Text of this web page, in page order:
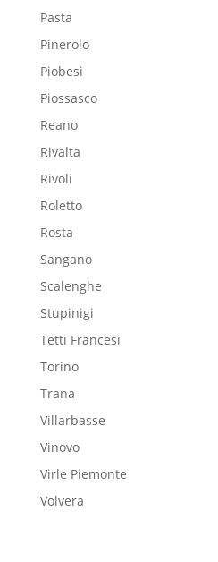
Pasta
Pinerolo
Piobesi
Piossasco
Reano
Rivalta
Rivoli
Roletto
Rosta
Sangano
Scalenghe
Stupinigi
Tetti Francesi
Torino
Trana
Villarbasse
Vinovo
Virle Piemonte
Volvera